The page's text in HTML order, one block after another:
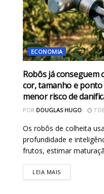
ECONOMIA
Robôs já
cor, tamanho e
menor risco de
POR DOUGLAS HUGO 7
Os robôs de colheita
profundidade e
frutos, estimar
LEIA MAIS